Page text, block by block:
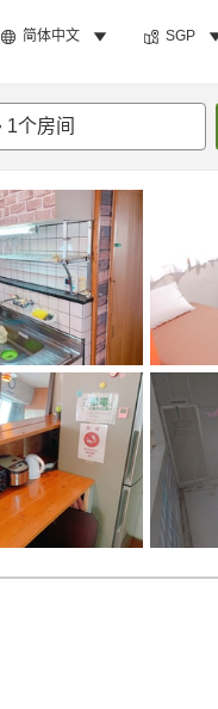
简体中文 SGP
1个房间